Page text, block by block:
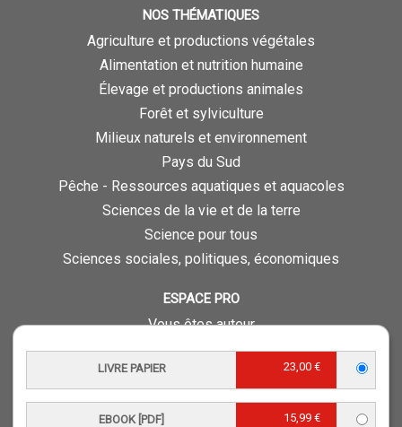
LIVRE PAPIER 23,00 €
EBOOK [PDF] 15,99 €
NOS THÉMATIQUES
Agriculture et productions végétales
Alimentation et nutrition humaine
Élevage et productions animales
Forêt et sylviculture
Milieux naturels et environnement
Pays du Sud
Pêche - Ressources aquatiques et aquacoles
Sciences de la vie et de la terre
Science pour tous
Sciences sociales, politiques, économiques
ESPACE PRO
Vous êtes auteur
Vous êtes journaliste
Vous êtes libraire
Foreign rights